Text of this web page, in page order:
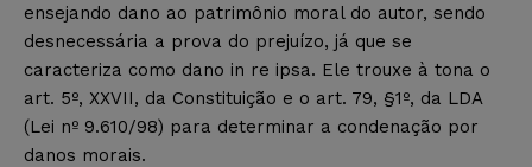
ensejando dano ao patrimônio moral do autor, sendo
desnecessária a prova do prejuízo, já que se
caracteriza como dano in re ipsa. Ele trouxe à tona o
art. 5º, XXVII, da Constituição e o art. 79, §1º, da LDA
(Lei nº 9.610/98) para determinar a condenação por
danos morais.